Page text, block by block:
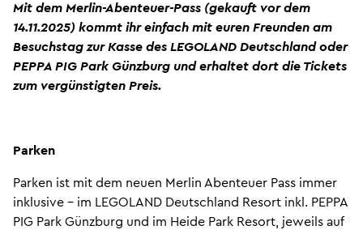
Mit dem Merlin-Abenteuer-Pass (gekauft vor dem
14.11.2025) kommt ihr einfach mit euren Freunden am
Besuchstag zur Kasse des LEGOLAND Deutschland oder
PEPPA PIG Park Günzburg und erhaltet dort die Tickets
zum vergünstigten Preis.
Parken
Parken ist mit dem neuen Merlin Abenteuer Pass immer
inklusive - im LEGOLAND Deutschland Resort inkl. PEPPA
PIG Park Günzburg und im Heide Park Resort, jeweils auf